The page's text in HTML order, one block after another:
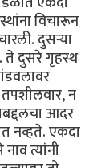
विचारून
दुसर्‍या
ते दुसरे गृहस्थ
न
आदर
नव्हते. एकदा
त्यांनी